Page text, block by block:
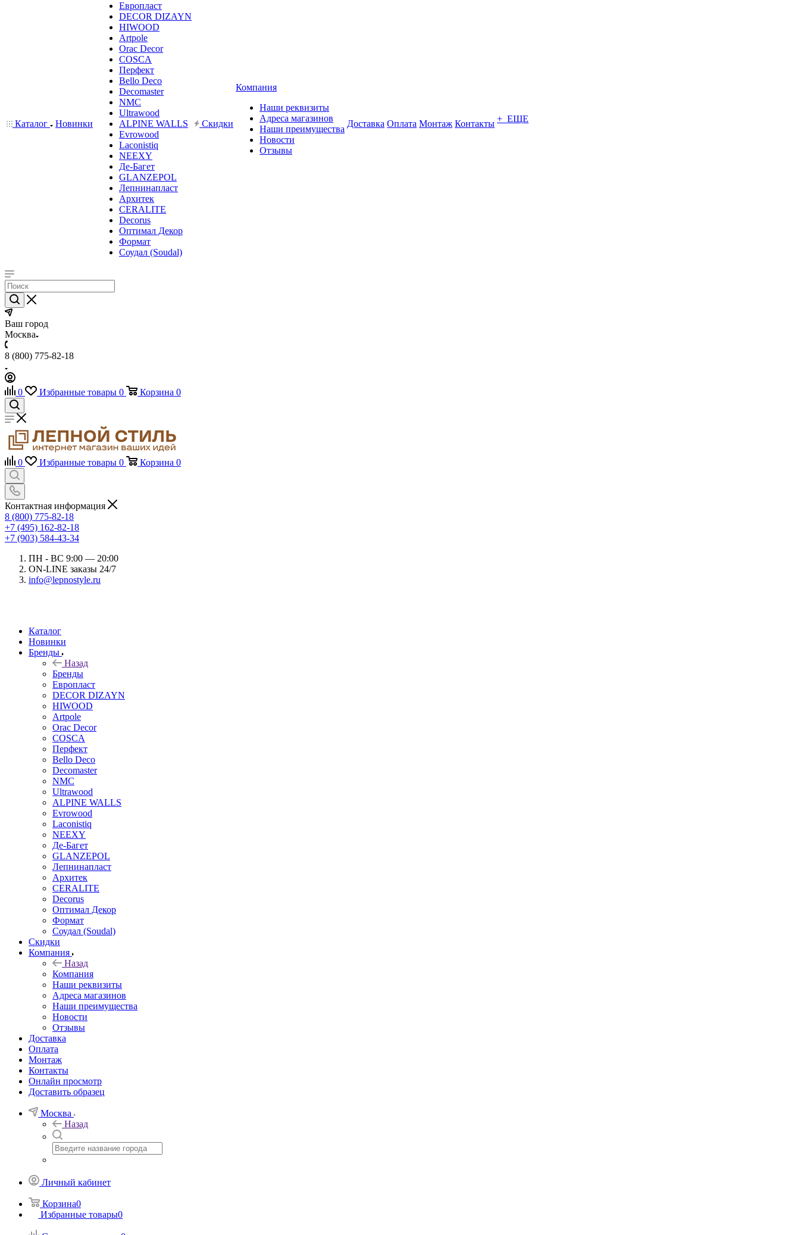
Каталог Новинки
Европласт
DECOR DIZAYN
HIWOOD
Artpole
Orac Decor
COSCA
Перфект
Bello Deco
Decomaster
NMС
Ultrawood
ALPINE WALLS
Evrowood
Laconistiq
NEEXY
Де-Багет
GLANZEPOL
Лепнинапласт
Архитек
CERALITE
Decorus
Оптимал Декор
Формат
Соудал (Soudal)
Скидки
Компания
Наши реквизиты
Адреса магазинов
Наши преимущества
Новости
Отзывы
Доставка Оплата Монтаж Контакты + ЕЩЕ
Ваш город
Москва
8 (800) 775-82-18
0 Избранные товары 0 Корзина 0
0 Избранные товары 0 Корзина 0
Контактная информация
8 (800) 775-82-18
+7 (495) 162-82-18
+7 (903) 584-43-34
ПН - ВС 9:00 — 20:00
ON-LINE заказы 24/7
info@lepnostyle.ru
Каталог
Новинки
Бренды
Назад
Бренды
Европласт
DECOR DIZAYN
HIWOOD
Artpole
Orac Decor
COSCA
Перфект
Bello Deco
Decomaster
NMС
Ultrawood
ALPINE WALLS
Evrowood
Laconistiq
NEEXY
Де-Багет
GLANZEPOL
Лепнинапласт
Архитек
CERALITE
Decorus
Оптимал Декор
Формат
Соудал (Soudal)
Скидки
Компания
Назад
Компания
Наши реквизиты
Адреса магазинов
Наши преимущества
Новости
Отзывы
Доставка
Оплата
Монтаж
Контакты
Онлайн просмотр
Доставить образец
Москва
Назад
Личный кабинет
Корзина0
Избранные товары0